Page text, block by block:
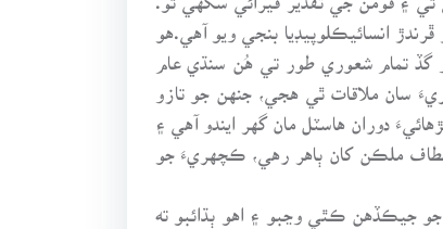
انسائيڪلوپيڊيا بنجي ويو آهي.هو
گڏ تمام شعوري طور تي هُن سنڌي عام
سان ملاقات ٿي هجي، جنهن جو تازو
دوران هاسٽل مان گهر ايندو آهي ۽
ملڪن کان ٻاهر رهي، ڪچهريءَ جو
جيڪڏهن ڪٿي وڃبو ۽ اهو ٻڌائبو ته